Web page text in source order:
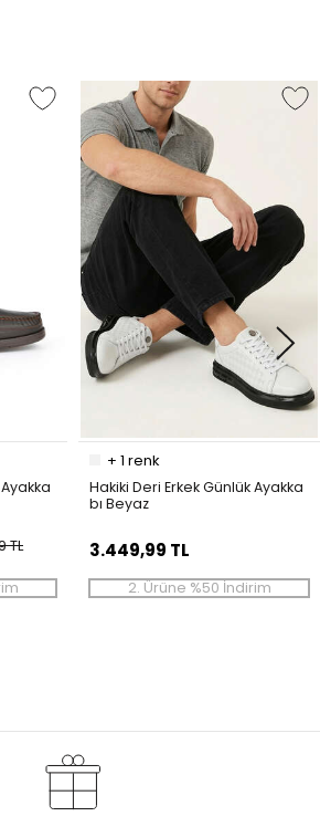
TL
+ 1 renk
Hakiki Deri Erkek Günlük Ayakka
bı Beyaz
3.449,99 TL
2. Ürüne %50 İndirim